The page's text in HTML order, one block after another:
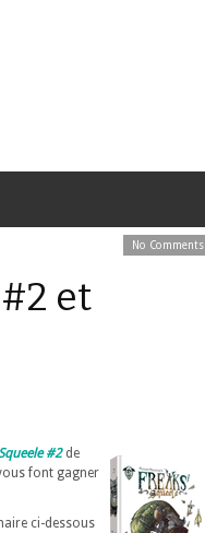
No Comments
#2 et
#2de
font gagner
ci-dessous